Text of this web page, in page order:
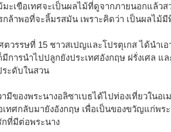
มะเขือเทศจะเป็นผลไม้ที่ดูจากภายนอกแล้ว
ล้าพอที่จะลิ้มรสมัน เพราะคิดว่า เป็นผลไม้
ตวรรษที่ 15 ชาวสเปญและโปรตุเกส ได้นำเ
การนำไปปลูกยังประเทศอังกฤษ ฝรั่งเศล แ
ะดับในสวน
มีของพระนางอลิซาเบธได้ไปท่องเที่ยวในอเ
เทศกลับมายังอังกฤษ เพื่อเป็นของขวัญแก่พร
ที่มีต่อพระนาง